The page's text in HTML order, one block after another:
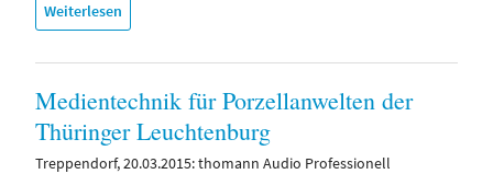
Weiterlesen
Medientechnik für Porzellanwelten der
Thüringer Leuchtenburg
Treppendorf, 20.03.2015: thomann Audio Professionell